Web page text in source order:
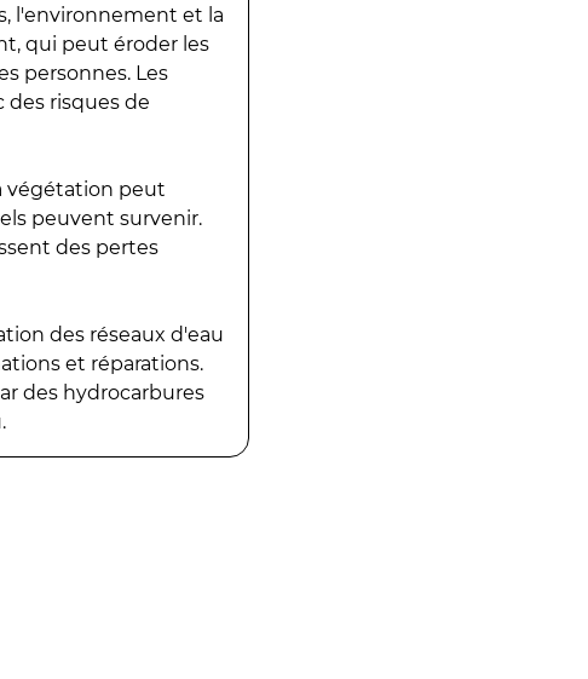
l'environnement et la
qui peut éroder les
personnes. Les
des risques de
végétation peut
peuvent survenir.
des pertes
des réseaux d'eau
et réparations.
des hydrocarbures